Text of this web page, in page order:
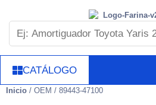
CATÁLOGO
Inicio / OEM / 89443-47100